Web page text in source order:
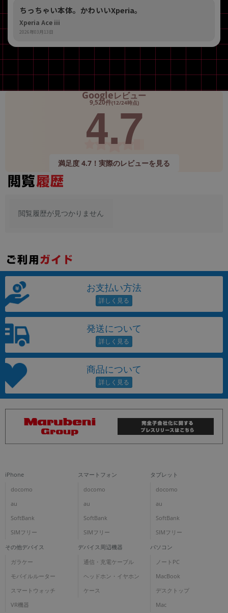
ちっちゃい本体。かわいいXperia。
Xperia Ace iii
2026年03月13日
Googleレビュー
9,520件(12/24時点)
4.7
満足度 4.7！実際のレビューを見る
閲覧履歴が見つかりません
お支払い方法
発送について
商品について
iPhone
docomo
au
SoftBank
SIMフリー
スマートフォン
docomo
au
SoftBank
SIMフリー
タブレット
docomo
au
SoftBank
SIMフリー
その他デバイス
ガラケー
モバイルルーター
スマートウォッチ
VR機器
デバイス周辺機器
通信・充電ケーブル
ヘッドホン・イヤホン
ケース
パソコン
ノートPC
MacBook
デスクトップ
Mac